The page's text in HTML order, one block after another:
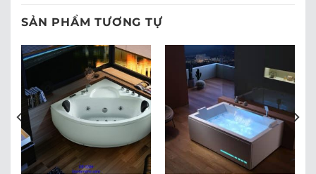
SẢN PHẨM TƯƠNG TỰ